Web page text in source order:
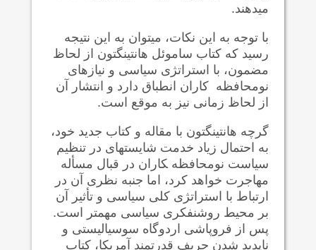
می‍دهند.
با توجه به این نکات، می‍توان به این نتیجه
رسید که کتاب ساموئل هانتینگتون از لحاظ
مضمون، با استراتژی سیاسی و نیازهای
نومحافظه ‍ کاران انطباق دارد و انتشار آن
از لحاظ زمانی نیز به موقع است.
گرچه هانتینگتون با مقاله و کتاب جدید خود،
به احتمال زیاد خدمت شایسته‍ای در تنظیم
سیاست نومحافظه ‍کاران در قبال مسأله
مهاجرت خواهد کرد، اما جنبه نظری آن در
ارتباط با استراتژی کلی سیاسی و تأثیر آن
بر محیط روشنفکری سیاسی مهمتر است.
پس از فروپاشی اردوگاه سوسیالیستی و
ناپدید شدن حریف قدرتمند آمریکا، کتاب